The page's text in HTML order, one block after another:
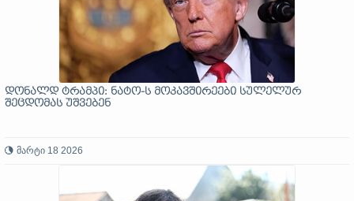
დონალდ ტრამპი: ნატო-ს მოკავშირეები სულელურ
შეცდომას უშვებენ
მარტი 18 2026